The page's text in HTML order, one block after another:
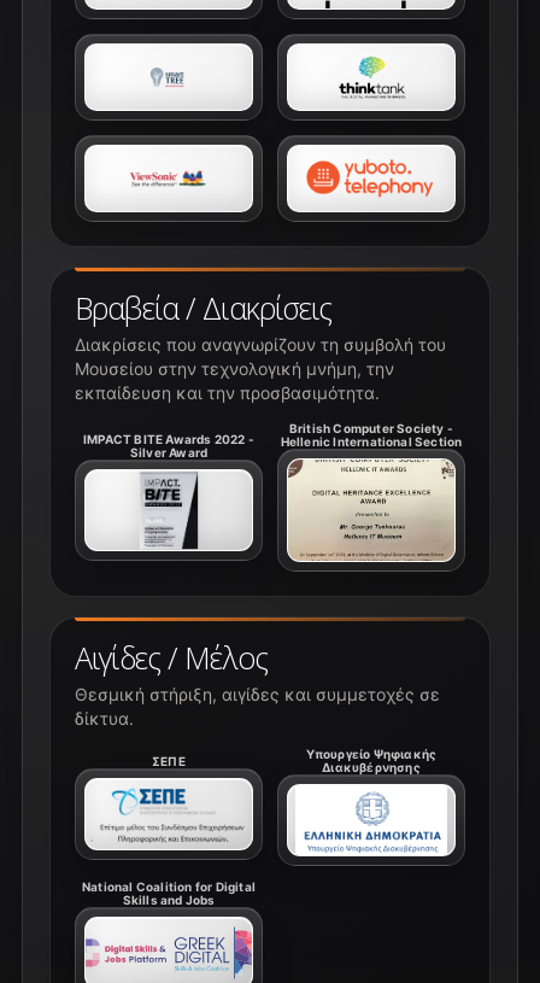
Αιγίδες / Μέλος
Θεσμική στήριξη, αιγίδες και συμμετοχές σε
δίκτυα.
ΣΕΠΕ
Υπουργείο Ψηφιακής
Διακυβέρνησης
National Coalition for Digital
Skills and Jobs
Βραβεία / Διακρίσεις
Διακρίσεις που αναγνωρίζουν τη συμβολή του
Μουσείου στην τεχνολογική μνήμη, την
εκπαίδευση και την προσβασιμότητα.
IMPACT BITE Awards 2022 -
Silver Award
British Computer Society -
Hellenic International Section